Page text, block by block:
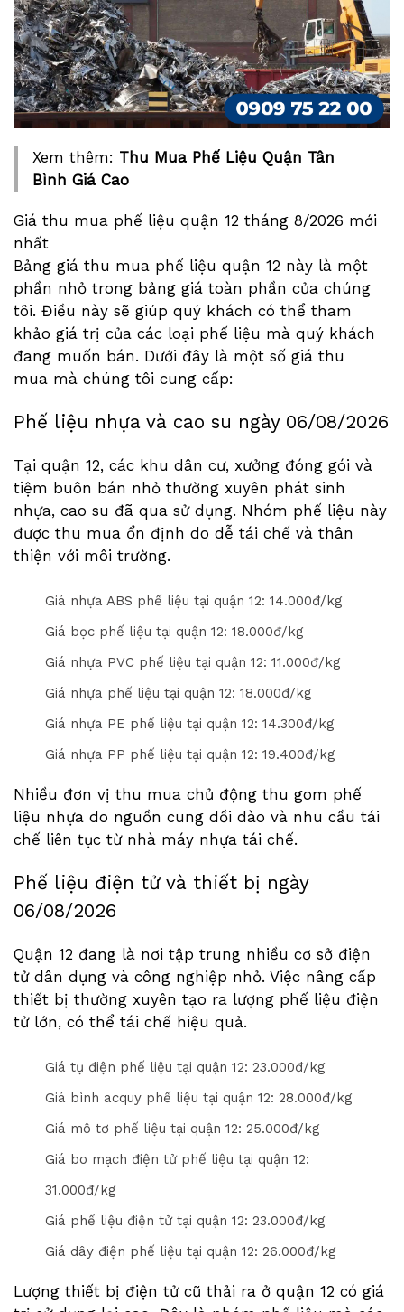
Xem thêm: Thu Mua Phế Liệu Quận Tân
Bình Giá Cao
Giá thu mua phế liệu quận 12 tháng 8/2026 mới
nhất
Bảng giá thu mua phế liệu quận 12 này là một
phần nhỏ trong bảng giá toàn phần của chúng
tôi. Điều này sẽ giúp quý khách có thể tham
khảo giá trị của các loại phế liệu mà quý khách
đang muốn bán. Dưới đây là một số giá thu
mua mà chúng tôi cung cấp:
Phế liệu nhựa và cao su ngày 06/08/2026
Tại quận 12, các khu dân cư, xưởng đóng gói và
tiệm buôn bán nhỏ thường xuyên phát sinh
nhựa, cao su đã qua sử dụng. Nhóm phế liệu này
được thu mua ổn định do dễ tái chế và thân
thiện với môi trường.
Giá nhựa ABS phế liệu tại quận 12: 14.000đ/kg
Giá bọc phế liệu tại quận 12: 18.000đ/kg
Giá nhựa PVC phế liệu tại quận 12: 11.000đ/kg
Giá nhựa phế liệu tại quận 12: 18.000đ/kg
Giá nhựa PE phế liệu tại quận 12: 14.300đ/kg
Giá nhựa PP phế liệu tại quận 12: 19.400đ/kg
Nhiều đơn vị thu mua chủ động thu gom phế
liệu nhựa do nguồn cung dồi dào và nhu cầu tái
chế liên tục từ nhà máy nhựa tái chế.
Phế liệu điện tử và thiết bị ngày
06/08/2026
Quận 12 đang là nơi tập trung nhiều cơ sở điện
tử dân dụng và công nghiệp nhỏ. Việc nâng cấp
thiết bị thường xuyên tạo ra lượng phế liệu điện
tử lớn, có thể tái chế hiệu quả.
Giá tụ điện phế liệu tại quận 12: 23.000đ/kg
Giá bình acquy phế liệu tại quận 12: 28.000đ/kg
Giá mô tơ phế liệu tại quận 12: 25.000đ/kg
Giá bo mạch điện tử phế liệu tại quận 12:
31.000đ/kg
Giá phế liệu điện tử tại quận 12: 23.000đ/kg
Giá dây điện phế liệu tại quận 12: 26.000đ/kg
Lượng thiết bị điện tử cũ thải ra ở quận 12 có giá